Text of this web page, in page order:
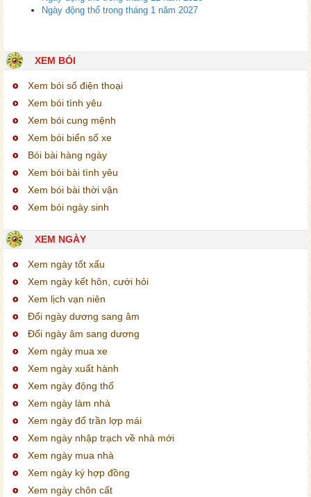
Ngày động thổ trong tháng 1 năm 2027
XEM BÓI
Xem bói số điện thoại
Xem bói tình yêu
Xem bói cung mệnh
Xem bói biển số xe
Bói bài hàng ngày
Xem bói bài tình yêu
Xem bói bài thời vận
Xem bói ngày sinh
XEM NGÀY
Xem ngày tốt xấu
Xem ngày kết hôn, cưới hỏi
Xem lịch vạn niên
Đổi ngày dương sang âm
Đổi ngày âm sang dương
Xem ngày mua xe
Xem ngày xuất hành
Xem ngày động thổ
Xem ngày làm nhà
Xem ngày đổ trần lợp mái
Xem ngày nhập trạch về nhà mới
Xem ngày mua nhà
Xem ngày ký hợp đồng
Xem ngày chôn cất